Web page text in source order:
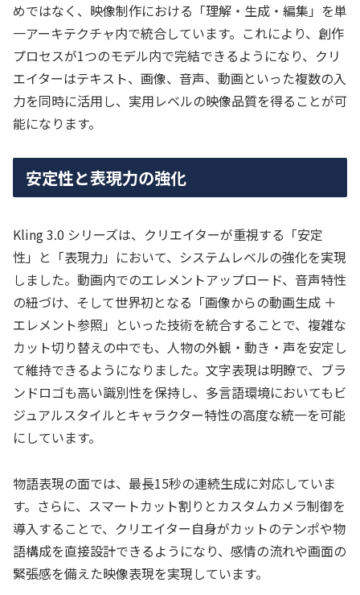
めではなく、映像制作における「理解・生成・編集」を単
一アーキテクチャ内で統合しています。これにより、創作
プロセスが1つのモデル内で完結できるようになり、クリ
エイターはテキスト、画像、音声、動画といった複数の入
力を同時に活用し、実用レベルの映像品質を得ることが可
能になります。
安定性と表現力の強化
Kling 3.0 シリーズは、クリエイターが重視する「安定
性」と「表現力」において、システムレベルの強化を実現
しました。動画内でのエレメントアップロード、音声特性
の紐づけ、そして世界初となる「画像からの動画生成 ＋
エレメント参照」といった技術を統合することで、複雑な
カット切り替えの中でも、人物の外観・動き・声を安定し
て維持できるようになりました。文字表現は明瞭で、ブラ
ンドロゴも高い識別性を保持し、多言語環境においてもビ
ジュアルスタイルとキャラクター特性の高度な統一を可能
にしています。
物語表現の面では、最長15秒の連続生成に対応していま
す。さらに、スマートカット割りとカスタムカメラ制御を
導入することで、クリエイター自身がカットのテンポや物
語構成を直接設計できるようになり、感情の流れや画面の
緊張感を備えた映像表現を実現しています。